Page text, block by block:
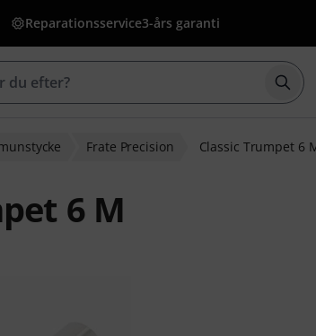
Reparationsservice3-års garanti
Frate Precision Classic Trumpet 6
6 M